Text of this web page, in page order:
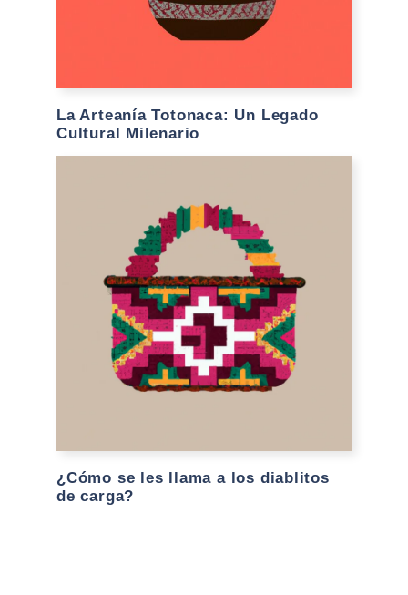
La Arteanía Totonaca: Un Legado
Cultural Milenario
¿Cómo se les llama a los diablitos
de carga?